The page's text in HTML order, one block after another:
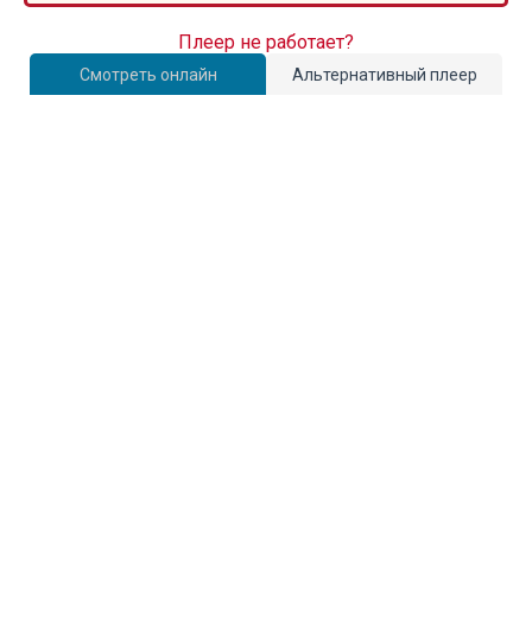
Смотреть онлайн Альтернативный плеер
Плеер не работает?